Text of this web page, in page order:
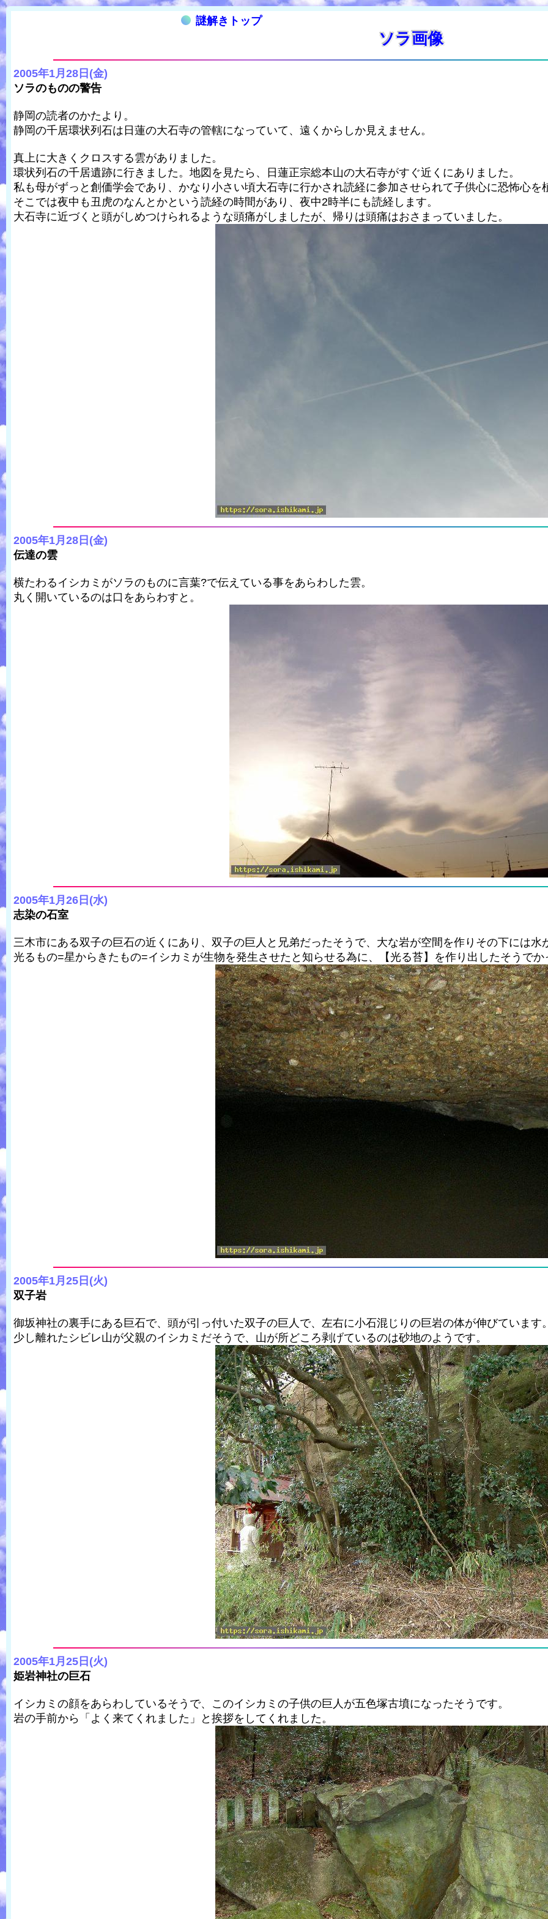
謎解きトップ
ソラ画像
2005年1月28日(金)
ソラのものの警告
静岡の読者のかたより。
静岡の千居環状列石は日蓮の大石寺の管轄になっていて、遠くからしか見えません。
真上に大きくクロスする雲がありました。
環状列石の千居遺跡に行きました。地図を見たら、日蓮正宗総本山の大石寺がすぐ近くにありました。
私も母がずっと創価学会であり、かなり小さい頃大石寺に行かされ読経に参加させられて子供心に恐怖心
そこでは夜中も丑虎のなんとかという読経の時間があり、夜中2時半にも読経します。
大石寺に近づくと頭がしめつけられるような頭痛がしましたが、帰りは頭痛はおさまっていました。
2005年1月28日(金)
伝達の雲
横たわるイシカミがソラのものに言葉?で伝えている事をあらわした雲。
丸く開いているのは口をあらわすと。
2005年1月26日(水)
志染の石室
三木市にある双子の巨石の近くにあり、双子の巨人と兄弟だったそうで、大な岩が空間を作りその下には水
光るもの=星からきたもの=イシカミが生物を発生させたと知らせる為に、【光る苔】を作り出したそうで
2005年1月25日(火)
双子岩
御坂神社の裏手にある巨石で、頭が引っ付いた双子の巨人で、左右に小石混じりの巨岩の体が伸びています
少し離れたシビレ山が父親のイシカミだそうで、山が所どころ剥げているのは砂地のようです。
2005年1月25日(火)
姫岩神社の巨石
イシカミの顔をあらわしているそうで、このイシカミの子供の巨人が五色塚古墳になったそうです。
岩の手前から「よく来てくれました」と挨拶をしてくれました。